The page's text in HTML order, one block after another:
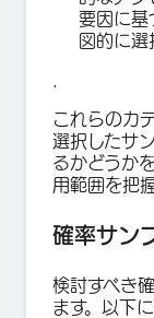
要因に基
図的に選
これらのカ
選択したサ
るかどうか
用範囲を把
確率サン
検討すべき
ます。以下